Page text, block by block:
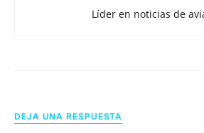
Líder en noticias de
DEJA UNA RESPUESTA